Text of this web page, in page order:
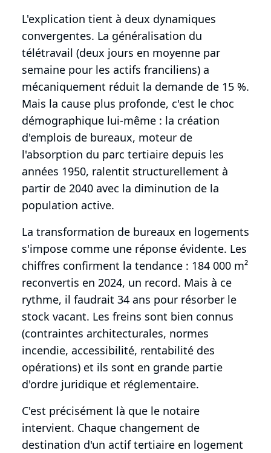
L'explication tient à deux dynamiques
convergentes. La généralisation du
télétravail (deux jours en moyenne par
semaine pour les actifs franciliens) a
mécaniquement réduit la demande de 15 %.
Mais la cause plus profonde, c'est le choc
démographique lui-même : la création
d'emplois de bureaux, moteur de
l'absorption du parc tertiaire depuis les
années 1950, ralentit structurellement à
partir de 2040 avec la diminution de la
population active.
La transformation de bureaux en logements
s'impose comme une réponse évidente. Les
chiffres confirment la tendance : 184 000 m²
reconvertis en 2024, un record. Mais à ce
rythme, il faudrait 34 ans pour résorber le
stock vacant. Les freins sont bien connus
(contraintes architecturales, normes
incendie, accessibilité, rentabilité des
opérations) et ils sont en grande partie
d'ordre juridique et réglementaire.
C'est précisément là que le notaire
intervient. Chaque changement de
destination d'un actif tertiaire en logement